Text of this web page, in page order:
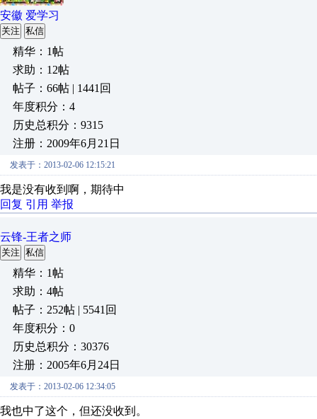
安徽 爱学习
关注 私信
精华：1帖
求助：12帖
帖子：66帖 | 1441回
年度积分：4
历史总积分：9315
注册：2009年6月21日
发表于：2013-02-06 12:15:21
我是没有收到啊，期待中
回复 引用 举报
云锋-王者之师
关注 私信
精华：1帖
求助：4帖
帖子：252帖 | 5541回
年度积分：0
历史总积分：30376
注册：2005年6月24日
发表于：2013-02-06 12:34:05
我也中了这个，但还没收到。